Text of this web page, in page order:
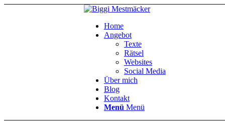
Home
Angebot
Texte
Rätsel
Websites
Social Media
Über mich
Blog
Kontakt
Menü Menü